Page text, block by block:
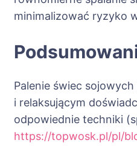
minimalizować ryzyko
Palenie świec
i relaksującym
odpowiednie techniki
https://topwosk.pl/pl/